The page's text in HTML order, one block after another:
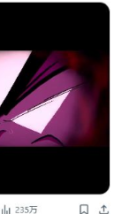
。その理由は、●届